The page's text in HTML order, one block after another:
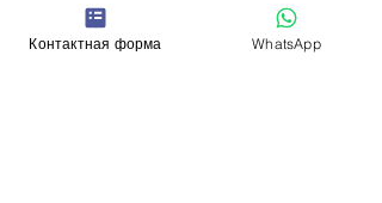
Контактная форма WhatsApp